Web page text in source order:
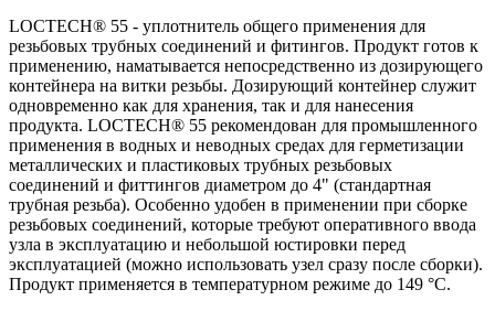
LOCTECH® 55 - уплотнитель общего применения для
резьбовых трубных соединений и фитингов. Продукт готов к
применению, наматывается непосредственно из дозирующего
контейнера на витки резьбы. Дозирующий контейнер служит
одновременно как для хранения, так и для нанесения
продукта. LOCTECH® 55 рекомендован для промышленного
применения в водных и неводных средах для герметизации
металлических и пластиковых трубных резьбовых
соединений и фиттингов диаметром до 4" (стандартная
трубная резьба). Особенно удобен в применении при сборке
резьбовых соединений, которые требуют оперативного ввода
узла в эксплуатацию и небольшой юстировки перед
эксплуатацией (можно использовать узел сразу после сборки).
Продукт применяется в температурном режиме до 149 °C.